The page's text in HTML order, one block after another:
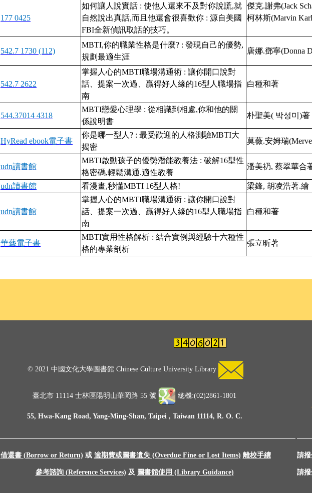
177 0425
如何讓人說實話 : 使他人還來不及對你說謊,就
自然說出真話,而且他還會很喜歡你 : 源自美國
FBI全新偵訊取話的技巧。
傑克.謝弗(Jack
柯林斯(Marvin
542.7 1730 (112)
MBTI,你的職業性格是什麼? : 發現自己的優勢,
規劃最適生涯
唐娜.鄧寧(Donna
542.7 2622
掌握人心的MBTI職場溝通術 : 讓你開口說對
話、提案一次過、贏得好人緣的16型人職場指
南
白種和著
544.37014 4318
MBTI戀愛心理學 : 從相識到相處,你和他的關
係說明書
朴聖美( 박성미 )著
HyRead ebook電子書
你是哪一型人? : 最受歡迎的人格測驗MBTI大
揭密
莫薇.安姆瑞
udn讀書館
MBTI啟動孩子的優勢潛能教養法 : 破解16型性
格密碼,輕鬆溝通.適性教養
潘美礽, 蔡翠華合
udn讀書館 看漫畫,秒懂MBTI 16型人格! 梁鋒, 胡凌浩著.繪
udn讀書館
掌握人心的MBTI職場溝通術 : 讓你開口說對
話、提案一次過、贏得好人緣的16型人職場指
南
白種和著
華藝電子書
MBTI實用性格解析 : 結合實例與經驗十六種性
格的專業剖析
張立昕著
© 2021 中國文化大學圖書館 Chinese Culture University Library
臺北市 11114 士林區陽明山華岡路 55 號 總機:(02)2861-1801
55, Hwa-Kang Road, Yang-Ming-Shan, Taipei , Taiwan 11114, R. O. C.
借還書 (Borrow or Return) 或 逾期費或圖書遺失 (Overdue Fine or Lost Items) 離校手續
參考諮詢 (Reference Services) 及 圖書館使用 (Library Guidance)
請撥
請撥